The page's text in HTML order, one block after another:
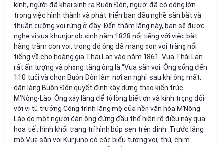
kính, người đã khai sinh ra Buôn Đôn, người đã có công lớn
trong việc hình thành và phát triển ban đầu nghề săn bắt và
thuần dưỡng voi rừng ở đây. Đến thăm lăng này, bạn sẽ được
nghe vị vua khunjunob sinh năm 1828 nổi tiếng với việc bắt
hàng trăm con voi, trong đó ông đã mang con voi trắng nổi
tiếng về cho hoàng gia Thái Lan vào năm 1861. Vua Thái Lan
rất ấn tượng và phong tặng ông là “Vua săn voi. Ông sống đến
110 tuổi và chọn Buôn Đôn làm nơi an nghỉ, sau khi ông mất,
dân làng Buôn Đôn quyết định xây dựng theo kiến ​​trúc
M’Nông-Lào. Ông xây lăng để tỏ lòng biết ơn và kính trọng đối
với vị tù trưởng Công trình lăng mộ của nền văn hóa M’Nông-
Lào do một người đàn ông đứng đầu thể hiện rõ điều này qua
họa tiết hình khối trang trí hình búp sen trên đỉnh. Trước lăng
mộ Vua săn voi Kunjuno có các biểu tượng voi, thú, chim